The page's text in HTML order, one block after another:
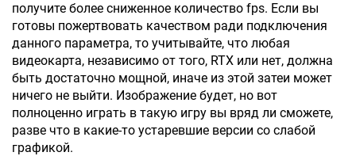
получите более сниженное количество fps. Если вы
готовы пожертвовать качеством ради подключения
данного параметра, то учитывайте, что любая
видеокарта, независимо от того, RTX или нет, должна
быть достаточно мощной, иначе из этой затеи может
ничего не выйти. Изображение будет, но вот
полноценно играть в такую игру вы вряд ли сможете,
разве что в какие-то устаревшие версии со слабой
графикой.